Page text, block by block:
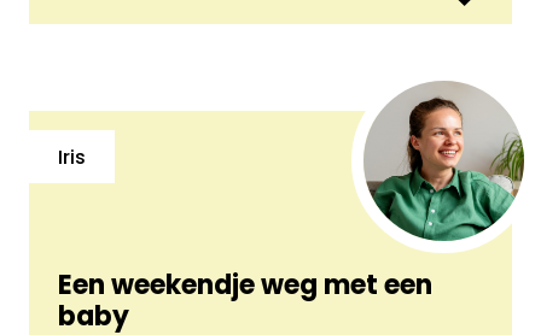
Een weekendje weg met een
baby
Iris